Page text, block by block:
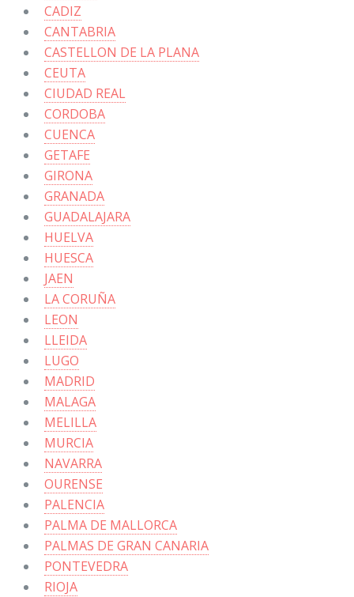
CADIZ
CANTABRIA
CASTELLON DE LA PLANA
CEUTA
CIUDAD REAL
CORDOBA
CUENCA
GETAFE
GIRONA
GRANADA
GUADALAJARA
HUELVA
HUESCA
JAEN
LA CORUÑA
LEON
LLEIDA
LUGO
MADRID
MALAGA
MELILLA
MURCIA
NAVARRA
OURENSE
PALENCIA
PALMA DE MALLORCA
PALMAS DE GRAN CANARIA
PONTEVEDRA
RIOJA